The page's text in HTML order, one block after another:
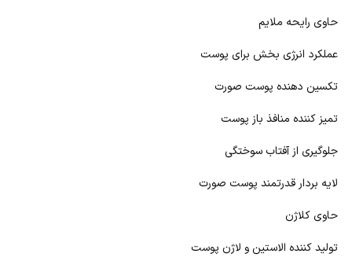
حاوی رایحه ملایم
عملکرد انرژی بخش برای پوست
تکسین دهنده پوست صورت
تمیز کننده منافذ باز پوست
جلوگیری از آفتاب سوختگی
لایه بردار قدرتمند پوست صورت
حاوی کلاژن
تولید کننده الاستین و لاژن پوست